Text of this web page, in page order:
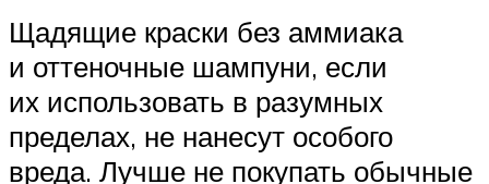
Щадящие краски без аммиака
и оттеночные шампуни, если
их использовать в разумных
пределах, не нанесут особого
вреда. Лучше не покупать обычные